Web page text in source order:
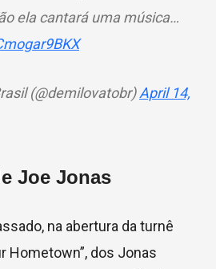
ela cantará uma música…
(@demilovatobr)April 14,
Joe Jonas
na abertura da turnê
Hometown”, dos Jonas